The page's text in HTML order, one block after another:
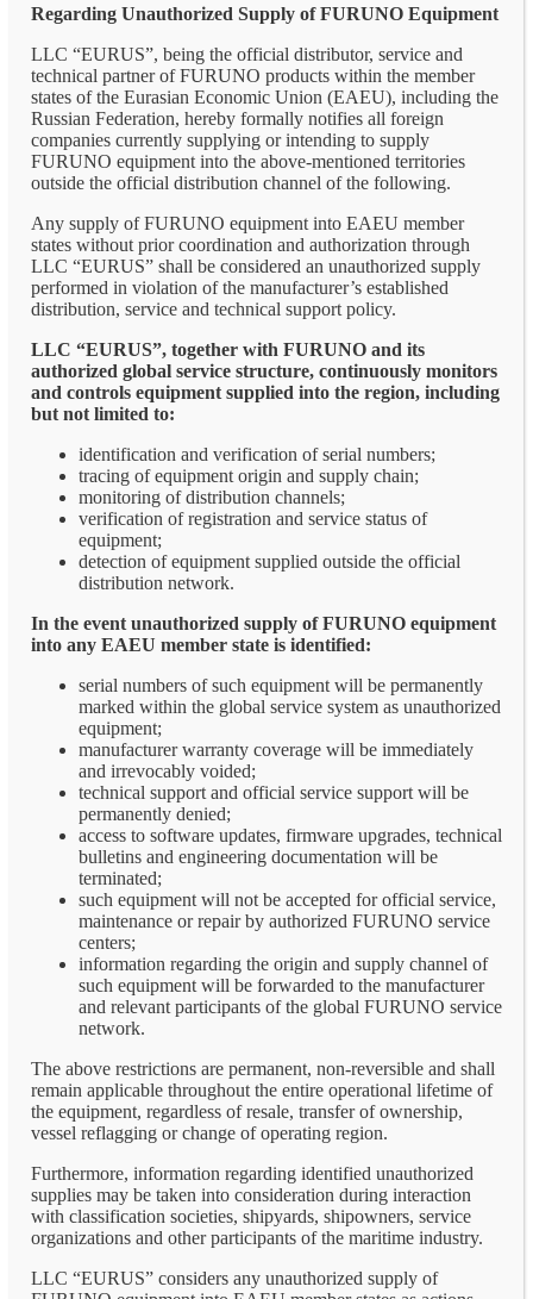
Regarding Unauthorized Supply of FURUNO Equipment
LLC “EURUS”, being the official distributor, service and
technical partner of FURUNO products within the member
states of the Eurasian Economic Union (EAEU), including the
Russian Federation, hereby formally notifies all foreign
companies currently supplying or intending to supply
FURUNO equipment into the above-mentioned territories
outside the official distribution channel of the following.
Any supply of FURUNO equipment into EAEU member
states without prior coordination and authorization through
LLC “EURUS” shall be considered an unauthorized supply
performed in violation of the manufacturer’s established
distribution, service and technical support policy.
LLC “EURUS”, together with FURUNO and its
authorized global service structure, continuously monitors
and controls equipment supplied into the region, including
but not limited to:
identification and verification of serial numbers;
tracing of equipment origin and supply chain;
monitoring of distribution channels;
verification of registration and service status of
equipment;
detection of equipment supplied outside the official
distribution network.
In the event unauthorized supply of FURUNO equipment
into any EAEU member state is identified:
serial numbers of such equipment will be permanently
marked within the global service system as unauthorized
equipment;
manufacturer warranty coverage will be immediately
and irrevocably voided;
technical support and official service support will be
permanently denied;
access to software updates, firmware upgrades, technical
bulletins and engineering documentation will be
terminated;
such equipment will not be accepted for official service,
maintenance or repair by authorized FURUNO service
centers;
information regarding the origin and supply channel of
such equipment will be forwarded to the manufacturer
and relevant participants of the global FURUNO service
network.
The above restrictions are permanent, non-reversible and shall
remain applicable throughout the entire operational lifetime of
the equipment, regardless of resale, transfer of ownership,
vessel reflagging or change of operating region.
Furthermore, information regarding identified unauthorized
supplies may be taken into consideration during interaction
with classification societies, shipyards, shipowners, service
organizations and other participants of the maritime industry.
LLC “EURUS” considers any unauthorized supply of